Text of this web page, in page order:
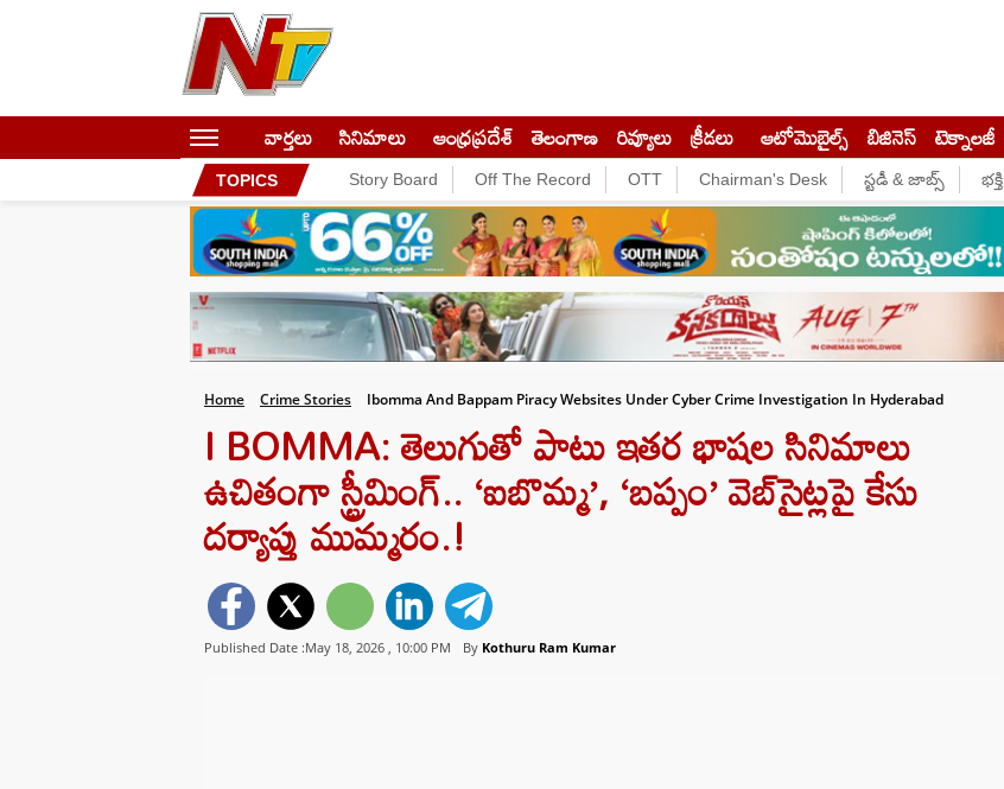
వార్తలు సినిమాలు ఆంధ్రప్రదేశ్ తెలంగాణ రివ్యూలు క్రీడలు ఆటోమొబైల్స్ బిజినెస్‌ టెక్నాలజీ
TOPICS Story Board Off The Record OTT Chairman's Desk స్టడీ & జాబ్స్ భక్తి
Home Crime Stories Ibomma And Bappam Piracy Websites Under Cyber Crime Investigation In Hyderabad
I BOMMA: తెలుగుతో పాటు ఇతర భాషల సినిమాలు
ఉచితంగా స్ట్రీమింగ్.. ‘ఐబొమ్మ’, ‘బప్పం’ వెబ్‌సైట్లపై కేసు
దర్యాప్తు ముమ్మరం.!
Published Date :May 18, 2026 , 10:00 PM By Kothuru Ram Kumar